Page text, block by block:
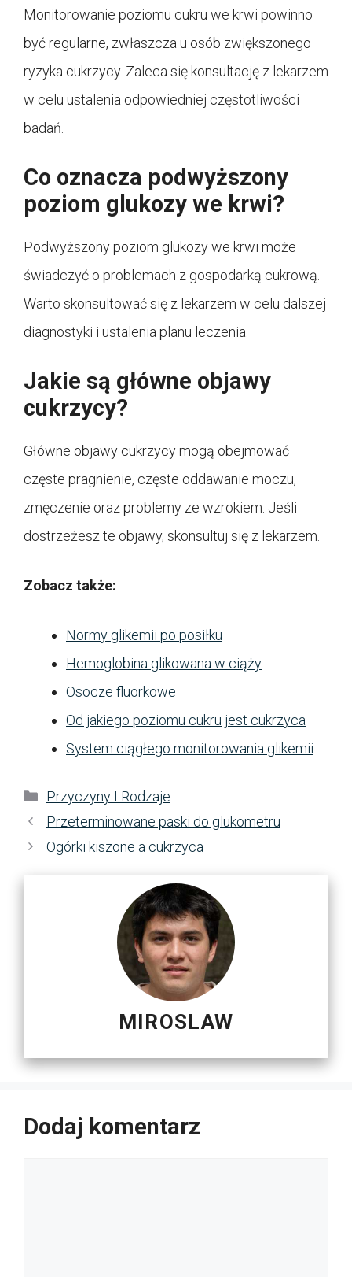
Monitorowanie poziomu cukru we krwi powinno
być regularne, zwłaszcza u osób zwiększonego
ryzyka cukrzycy. Zaleca się konsultację z lekarzem
w celu ustalenia odpowiedniej częstotliwości
badań.
Co oznacza podwyższony
poziom glukozy we krwi?
Podwyższony poziom glukozy we krwi może
świadczyć o problemach z gospodarką cukrową.
Warto skonsultować się z lekarzem w celu dalszej
diagnostyki i ustalenia planu leczenia.
Jakie są główne objawy
cukrzycy?
Główne objawy cukrzycy mogą obejmować
częste pragnienie, częste oddawanie moczu,
zmęczenie oraz problemy ze wzrokiem. Jeśli
dostrzeżesz te objawy, skonsultuj się z lekarzem.
Zobacz także:
Normy glikemii po posiłku
Hemoglobina glikowana w ciąży
Osocze fluorkowe
Od jakiego poziomu cukru jest cukrzyca
System ciągłego monitorowania glikemii
Kategorie
Przyczyny I Rodzaje
Przeterminowane paski do glukometru
Ogórki kiszone a cukrzyca
MIROSLAW
Dodaj komentarz